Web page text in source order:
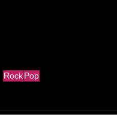
Rock Pop